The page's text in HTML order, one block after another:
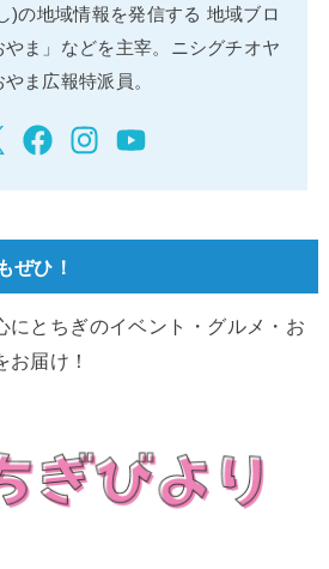
)の地域情報を発信する 地域ブロ
ま」などを主宰。ニシグチオヤ
ま広報特派員。
ぜひ！
とちぎのイベント・グルメ・お
届け！